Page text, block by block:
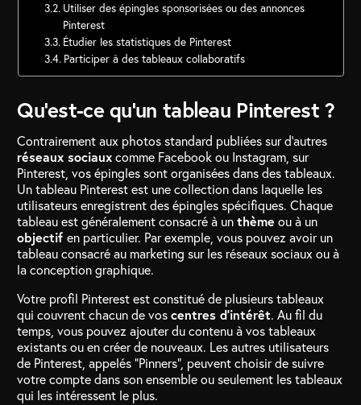
Utiliser des épingles sponsorisées ou des annonces
Pinterest
Étudier les statistiques de Pinterest
Participer à des tableaux collaboratifs
Qu’est-ce qu’un tableau Pinterest ?
Contrairement aux photos standard publiées sur d’autres
réseaux sociauxcomme Facebook ou Instagram, sur
Pinterest, vos épingles sont organisées dans des tableaux.
Un tableau Pinterest est une collection dans laquelle les
utilisateurs enregistrent des épingles spécifiques. Chaque
tableau est généralement consacré à unthème ou à un
objectifen particulier. Par exemple, vous pouvez avoir un
tableau consacré au marketing sur les réseaux sociaux ou à
la conception graphique.
Votre profil Pinterest est constitué de plusieurs tableaux
qui couvrent chacun de voscentres d’intérêt. Au fil du
temps, vous pouvez ajouter du contenu à vos tableaux
existants ou en créer de nouveaux. Les autres utilisateurs
de Pinterest, appelés “Pinners”, peuvent choisir de suivre
votre compte dans son ensemble ou seulement les tableaux
qui les intéressent le plus.